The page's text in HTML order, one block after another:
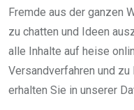
Fremde aus der ganzen
zu chatten und Ideen
alle Inhalte auf heise
Versandverfahren und
erhalten Sie in unserer